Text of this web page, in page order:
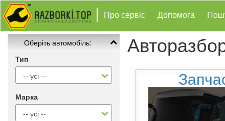
Про сервіс Допомога
Оберіть автомобіль:
Тип
Марка